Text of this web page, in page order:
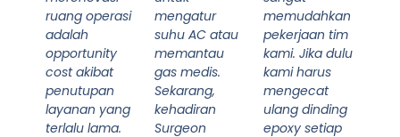
ruang operasi
adalah
opportunity
cost akibat
penutupan
layanan yang
terlalu lama.
mengatur
suhu AC atau
memantau
gas medis.
Sekarang,
kehadiran
Surgeon
memudahkan
pekerjaan tim
kami. Jika dulu
kami harus
mengecat
ulang dinding
epoxy setiap